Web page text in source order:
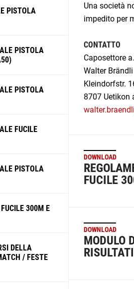
PISTOLA
PISTOLA
PISTOLA
FUCILE
PISTOLA
300M E
DELLA
/ FESTE
Una società
impedito per
CONTATTO
Caposettore
Walter Brändli
Kleindorfstr.
8707 Uetikon
DOWNLOAD
FUCILE
DOWNLOAD
MODULO